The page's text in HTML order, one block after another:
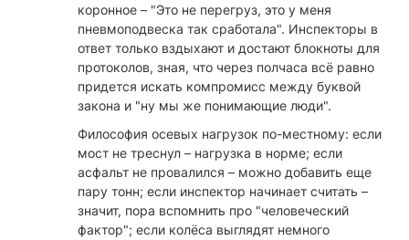
коронное – "Это не перегруз, это у меня
пневмоподвеска так сработала". Инспекторы в
ответ только вздыхают и достают блокноты для
протоколов, зная, что через полчаса всё равно
придется искать компромисс между буквой
закона и "ну мы же понимающие люди".
Философия осевых нагрузок по-местному: если
мост не треснул – нагрузка в норме; если
асфальт не провалился – можно добавить еще
пару тонн; если инспектор начинает считать –
значит, пора вспомнить про "человеческий
фактор"; если колёса выглядят немного